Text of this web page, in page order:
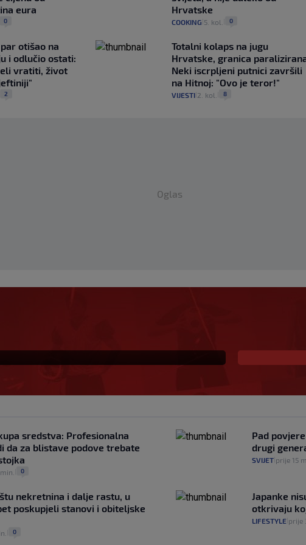
eura
0
Hrvatske
COOKING 5. kol. 0
otišao na
i odlučio ostati:
vratiti, život
2
Totalni kolaps na jugu
Hrvatske, granica
Neki iscrpljeni putnici završili
na Hitnoj: "Ovo je teror!"
VIJESTI| 2. kol. 8
Oglas
nije dogodilo već šest
sredstva: Profesionalna
da za blistave podove trebate
0
Pad
drugi
SVIJET prije 15
nekretnina i dalje rastu, u
poskupjeli stanovi i obiteljske
0
Japanke
otkrivaju
LIFESTYLE prije